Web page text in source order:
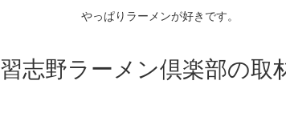
やっぱりラーメンが好きです。
志野ラーメン倶楽部の取